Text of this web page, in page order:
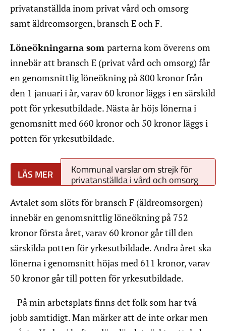
privatanställda inom privat vård och omsorg
samt äldreomsorgen, bransch E och F.
Löneökningarna som parterna kom överens om
innebär att bransch E (privat vård och omsorg) får
en genomsnittlig löneökning på 800 kronor från
den 1 januari i år, varav 60 kronor läggs i en särskild
pott för yrkesutbildade. Nästa år höjs lönerna i
genomsnitt med 660 kronor och 50 kronor läggs i
potten för yrkesutbildade.
Kommunal varslar om strejk för
privatanställda i vård och omsorg
Avtalet som slöts för bransch F (äldreomsorgen)
innebär en genomsnittlig löneökning på 752
kronor första året, varav 60 kronor går till den
särskilda potten för yrkesutbildade. Andra året ska
lönerna i genomsnitt höjas med 611 kronor, varav
50 kronor går till potten för yrkesutbildade.
– På min arbetsplats finns det folk som har två
jobb samtidigt. Man märker att de inte orkar men